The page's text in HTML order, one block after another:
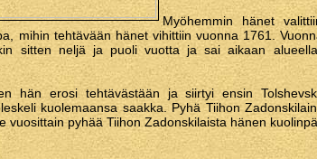
Myöhemmin hänet
mihin tehtävään hänet vihittiin vuonna 1761.
sitten neljä ja puoli vuotta ja sai aikaan
hän erosi tehtävästään ja siirtyi ensin
kuolemaansa saakka. Pyhä Tiihon
vuosittain pyhää Tiihon Zadonskilaista hänen